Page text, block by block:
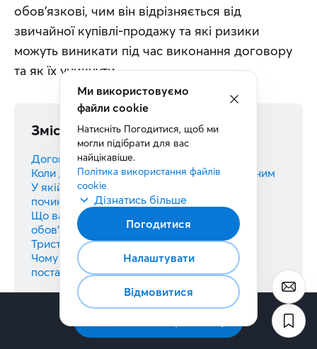
обов'язкові, чим він відрізняється від
звичайної купівлі-продажу та які ризики
можуть виникати під час виконання договору
та як їх уникнути.
Зміст
Договір поставки: що це і для чого
Коли договір поставки вважається укладеним
У якій формі укладати договір, і коли він
починає діяти
Що варто прописати в договорі, окрім
обов’язкових умов
Тристоронній договір поставки
Чому не можна просто скачати договір
поставки з інтернету
Ми використовуємо
файли cookie
Натисніть Погодитися, щоб ми
могли підібрати для вас
найцікавіше.
Політика використання файлів
cookie
Дізнатись більше
Погодитися
Налаштувати
Відмовитися